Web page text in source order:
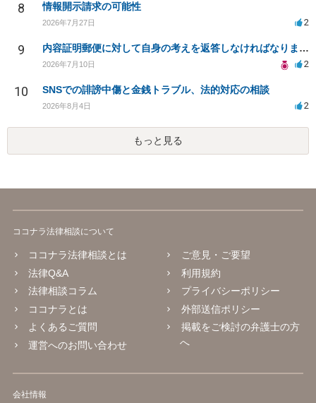
8 情報開示請求の可能性
2026年7月27日 2
9 内容証明郵便に対して自身の考えを返答しなければなりませんか？
2026年7月10日 2
10 SNSでの誹謗中傷と金銭トラブル、法的対応の相談
2026年8月4日 2
もっと見る
ココナラ法律相談について
ココナラ法律相談とは
法律Q&A
法律相談コラム
ココナラとは
よくあるご質問
運営へのお問い合わせ
ご意見・ご要望
利用規約
プライバシーポリシー
外部送信ポリシー
掲載をご検討の弁護士の方
へ
会社情報